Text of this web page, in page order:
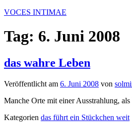
Zum
springen
VOCES INTIMAE
Tag: 6. Juni 2008
das wahre Leben
Veröffentlicht am 6. Juni 2008 von
Manche Orte mit einer Ausstrahlung, als
Kategorien das führt ein Stückchen weit